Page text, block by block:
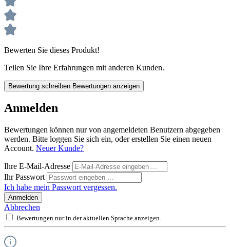
Bewerten Sie dieses Produkt!
Teilen Sie Ihre Erfahrungen mit anderen Kunden.
Bewertung schreiben Bewertungen anzeigen
Anmelden
Bewertungen können nur von angemeldeten Benutzern abgegeben
werden. Bitte loggen Sie sich ein, oder erstellen Sie einen neuen
Account. Neuer Kunde?
Ihre E-Mail-Adresse
Ihr Passwort
Ich habe mein Passwort vergessen.
Anmelden
Abbrechen
Bewertungen nur in der aktuellen Sprache anzeigen.